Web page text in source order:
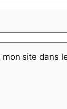
site dans